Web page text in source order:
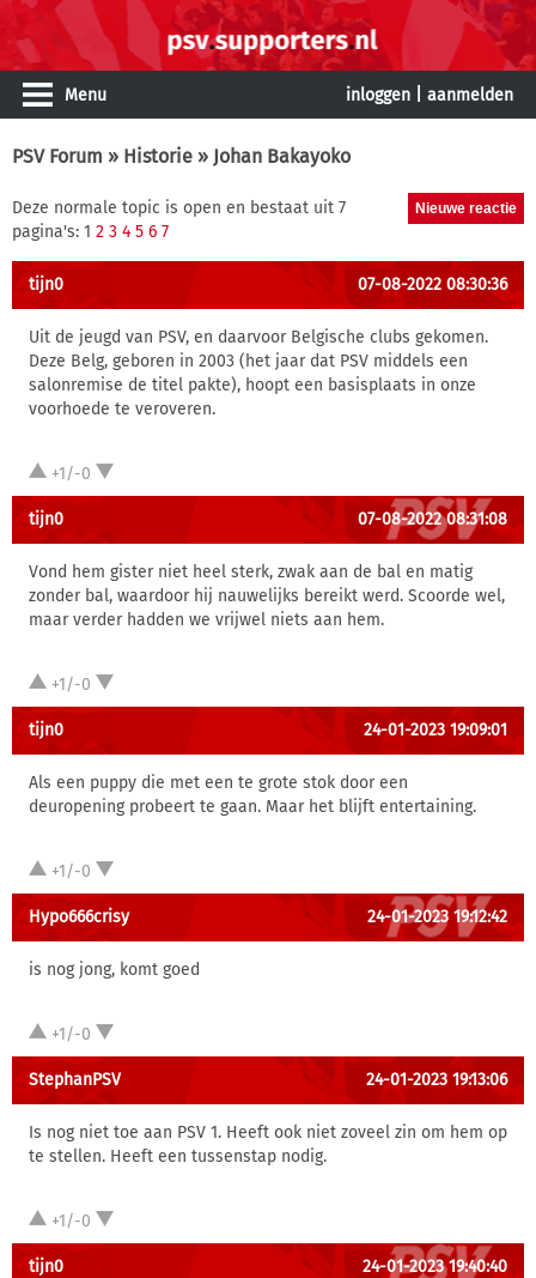
Menu inloggen aanmelden
PSV Forum » Historie » Johan Bakayoko
Deze normale topic is open en bestaat uit 7
pagina's: 1 2 3 4 5 6 7
tijn0 07-08-2022 08:30:36
Uit de jeugd van PSV, en daarvoor Belgische clubs gekomen.
Deze Belg, geboren in 2003 (het jaar dat PSV middels een
salonremise de titel pakte), hoopt een basisplaats in onze
voorhoede te veroveren.
+1/-0
tijn0 07-08-2022 08:31:08
Vond hem gister niet heel sterk, zwak aan de bal en matig
zonder bal, waardoor hij nauwelijks bereikt werd. Scoorde wel,
maar verder hadden we vrijwel niets aan hem.
+1/-0
tijn0 24-01-2023 19:09:01
Als een puppy die met een te grote stok door een
deuropening probeert te gaan. Maar het blijft entertaining.
+1/-0
Hypo666crisy 24-01-2023 19:12:42
is nog jong, komt goed
+1/-0
StephanPSV 24-01-2023 19:13:06
Is nog niet toe aan PSV 1. Heeft ook niet zoveel zin om hem op
te stellen. Heeft een tussenstap nodig.
+1/-0
tijn0 24-01-2023 19:40:40